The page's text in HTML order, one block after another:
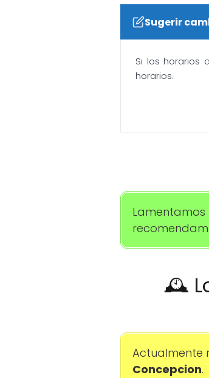
Sugerir
Si los horarios
horarios.
Lamentamos
🕰️
Actualmente
Concepcion.